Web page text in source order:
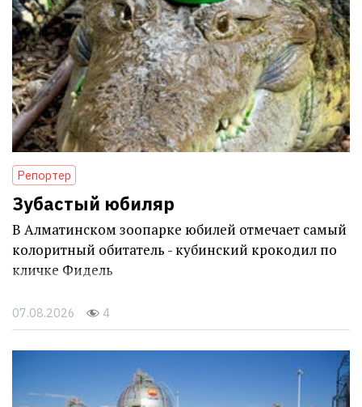
Репортер
Зубастый юбиляр
В Алматинском зоопарке юбилей отмечает самый
колоритный обитатель - кубинский крокодил по
кличке Фидель
07.08.2026 4